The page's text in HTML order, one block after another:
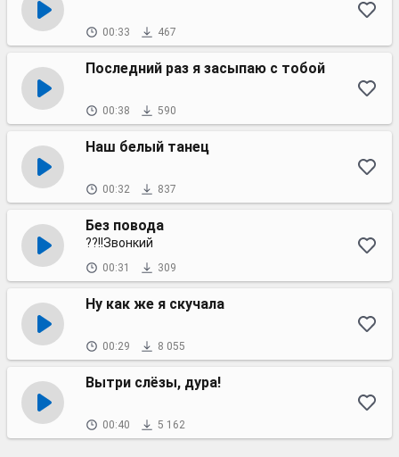
00:33 467
Последний раз я засыпаю с тобой
00:38 590
Наш белый танец
00:32 837
Без повода
??!!Звонкий
00:31 309
Ну как же я скучала
00:29 8 055
Вытри слёзы, дура!
00:40 5 162